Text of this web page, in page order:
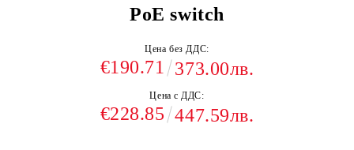
PoE switch
Цена без ДДС:
€190.71 373.00лв.
Цена с ДДС:
€228.85 447.59лв.